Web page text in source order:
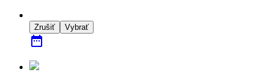
Zrušiť Vybrať
date_range